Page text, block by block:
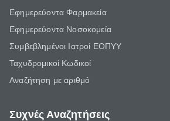
Εφημερεύοντα Φαρμακεία
Εφημερεύοντα Νοσοκομεία
Συμβεβλημένοι Ιατροί ΕΟΠΥΥ
Ταχυδρομικοί Κωδικοί
Αναζήτηση με αριθμό
Συχνές Αναζητήσεις